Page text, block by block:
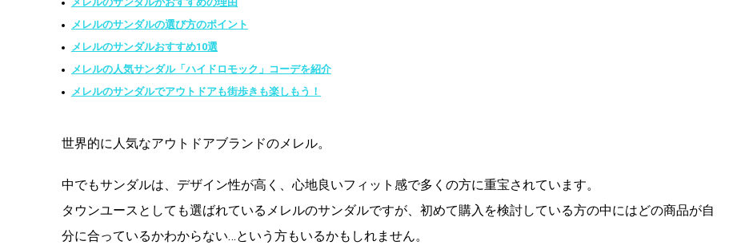
メレルのサンダルの選び方のポイント
メレルのサンダルおすすめ10選
メレルの人気サンダル「ハイドロモック」コーデを紹介
メレルのサンダルでアウトドアも街歩きも楽しもう！
世界的に人気なアウトドアブランドのメレル。
中でもサンダルは、デザイン性が高く、心地良いフィット感で多くの方に重宝されています。
タウンユースとしても選ばれているメレルのサンダルですが、初めて購入を検討している方の中にはどの商品が自
分に合っているかわからない…という方もいるかもしれません。